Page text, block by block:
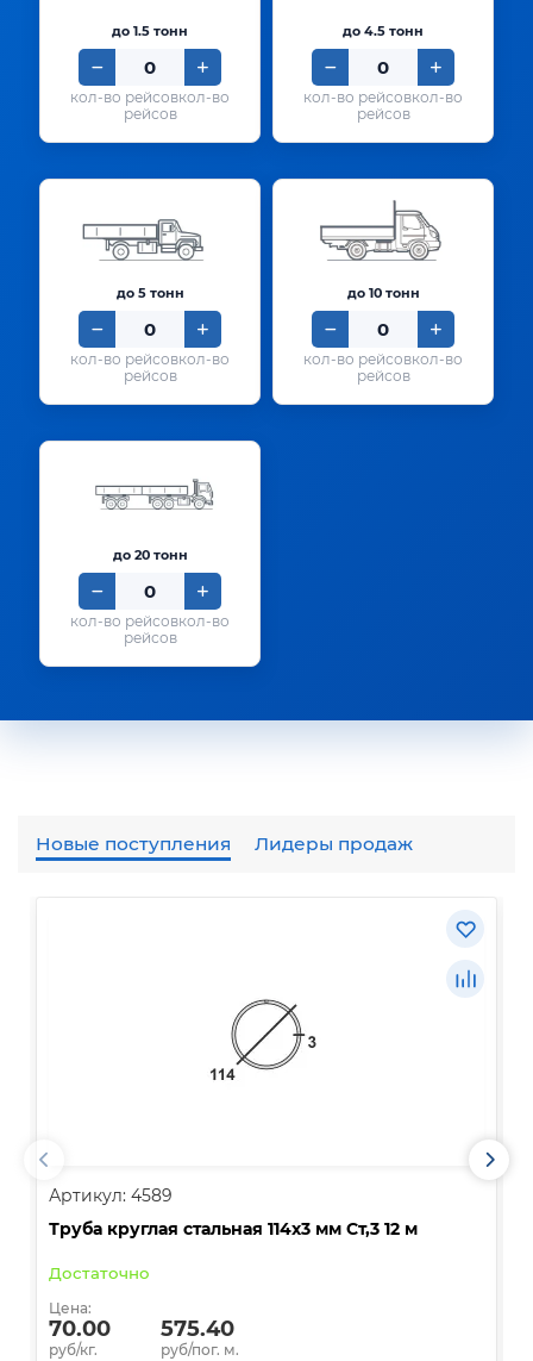
до 1.5 тонн
кол-во
рейсов
до 4.5 тонн
кол-во
рейсов
до 5 тонн
кол-во
рейсов
до 10 тонн
кол-во
рейсов
до 20 тонн
кол-во
рейсов
Новые поступления Лидеры продаж
Артикул: 4589
Труба круглая стальная 114х3 мм Ст,3 12 м
Достаточно
Цена:
70.00
руб/кг.
575.40
руб/пог. м.